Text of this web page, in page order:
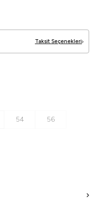
Taksit Seçenekleri
54 56